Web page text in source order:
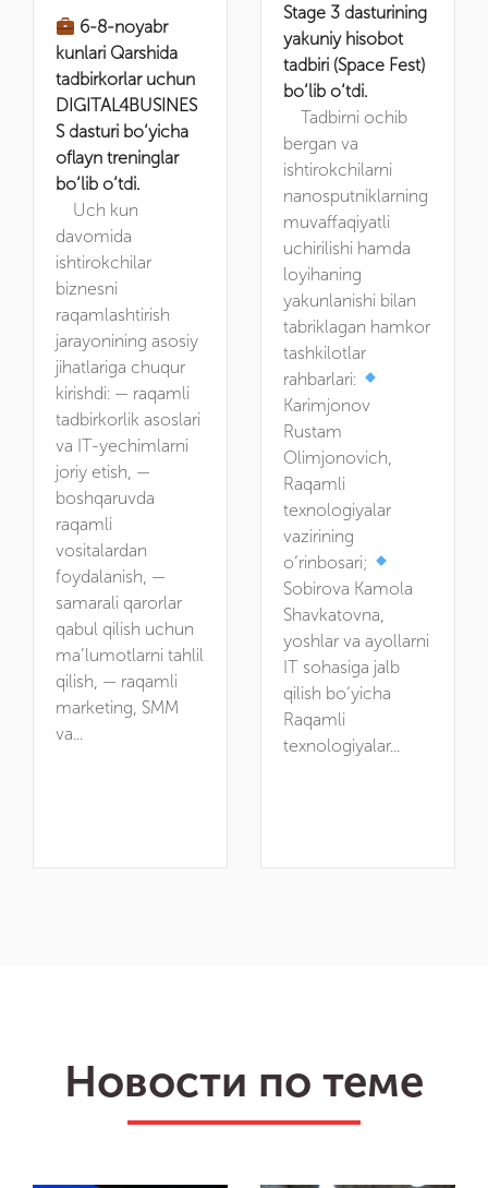
6-8-noyabr
kunlari Qarshida
tadbirkorlar uchun
DIGITAL4BUSINES
S dasturi bo‘yicha
oflayn treninglar
bo‘lib o‘tdi.
Uch kun
davomida
ishtirokchilar
biznesni
raqamlashtirish
jarayonining asosiy
jihatlariga chuqur
kirishdi: — raqamli
tadbirkorlik asoslari
va IT-yechimlarni
joriy etish, —
boshqaruvda
raqamli
vositalardan
foydalanish, —
samarali qarorlar
qabul qilish uchun
ma’lumotlarni tahlil
qilish, — raqamli
marketing, SMM
va...
Stage 3 dasturining
yakuniy hisobot
tadbiri (Space Fest)
bo‘lib o‘tdi.
Tadbirni ochib
bergan va
ishtirokchilarni
nanosputniklarning
muvaffaqiyatli
uchirilishi hamda
loyihaning
yakunlanishi bilan
tabriklagan hamkor
tashkilotlar
rahbarlari:
Karimjonov
Rustam
Olimjonovich,
Raqamli
texnologiyalar
vazirining
o‘rinbosari;
Sobirova Kamola
Shavkatovna,
yoshlar va ayollarni
IT sohasiga jalb
qilish bo‘yicha
Raqamli
texnologiyalar...
Новости по теме